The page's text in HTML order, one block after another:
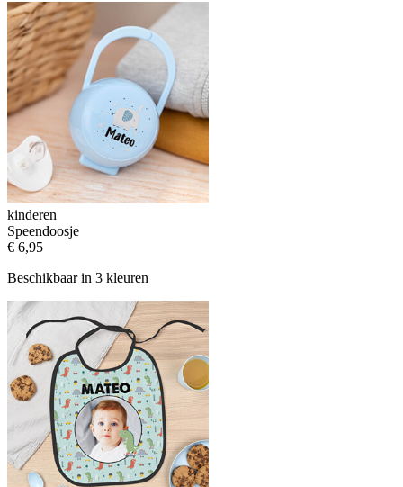
kinderen
Speendoosje
€ 6,95
Beschikbaar in 3 kleuren